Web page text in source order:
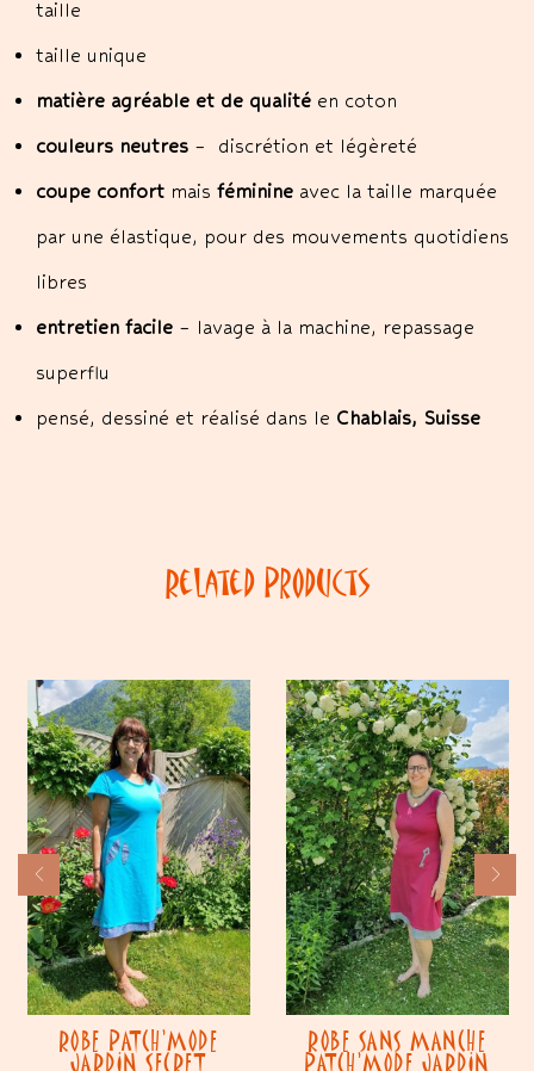
taille
taille unique
matière agréable et de qualité en coton
couleurs neutres – discrétion et légèreté
coupe confort mais féminine avec la taille marquée
par une élastique, pour des mouvements quotidiens
libres
entretien facile – lavage à la machine, repassage
superflu
pensé, dessiné et réalisé dans le Chablais, Suisse
Related Products
ROBE PATCH’MODE
JARDIN SECRET
ROBE SANS MANCHE
PATCH’MODE JARDIN